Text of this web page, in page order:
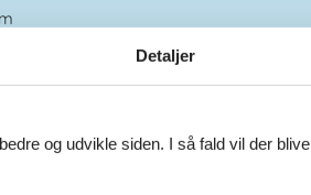
Detaljer
og udvikle siden. I så fald vil der blive